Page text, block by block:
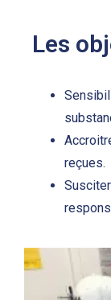
Les
reçues.